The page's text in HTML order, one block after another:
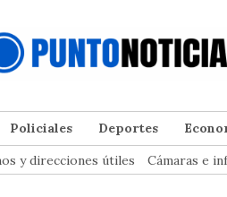
Policiales Deportes
y direcciones útiles Cámaras e